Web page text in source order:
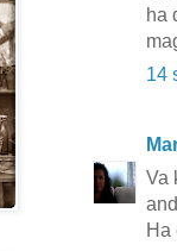
ha
14
Va
Ha